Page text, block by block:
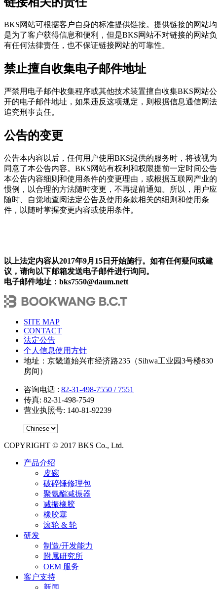
BKS网站可根据客户自身的标准提供链接。提供链接的网站均
是为了客户获得信息和便利，但是BKS网站不对链接的网站负
有任何法律责任，也不保证链接网站的可靠性。
禁止擅自收集电子邮件地址
严禁用电子邮件收集程序或其他技术装置擅自收集BKS网站公
开的电子邮件地址，如果违反这项规定，则根据信息通信网法
追究刑事责任。
公告的变更
公告本内容以后，任何用户使用BKS提供的服务时，将被视为
同意了本公告内容。BKS网站有权利和权限提前一定时间公告
本公告内容细则和使用条件的变更理由，或根据互联网产业的
惯例，以合理的方法随时变更，不再提前通知。所以，用户应
随时、自觉地查阅法定公告及使用条款相关的细则和使用条
件，以随时掌握变更内容或使用条件。
以上法定内容从2017年9月15日开始施行。如有任何疑问或建
议，请向以下邮箱发送电子邮件进行询问。
电子邮件地址：bks7550@daum.nett
SITE MAP
CONTACT
法定公告
个人信息使用方针
地址：京畿道始兴市经济路235（Sihwa工业园3号楼830
房间）
咨询电话 : 82-31-498-7550 / 7551
传真: 82-31-498-7549
营业执照号: 140-81-92239
COPYRIGHT © 2017 BKS Co., Ltd.
Close
产品介绍
皮碗
破碎锤修理包
聚氨酯减振器
减振橡胶
橡胶塞
滚轮 & 轮
研发
制造/开发能力
附属研究所
OEM 服务
客户支持
新闻